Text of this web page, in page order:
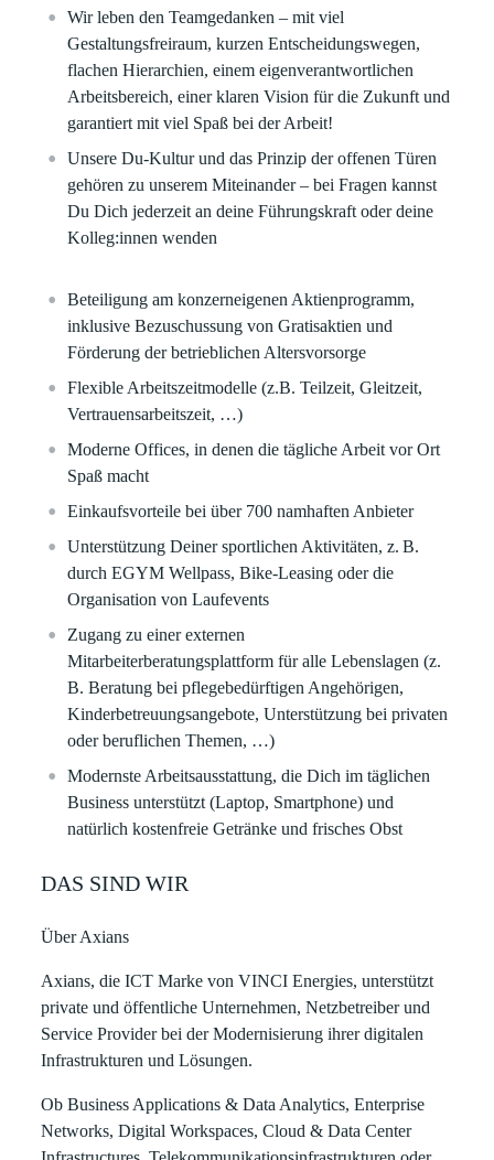
Wir leben den Teamgedanken – mit viel
Gestaltungsfreiraum, kurzen Entscheidungswegen,
flachen Hierarchien, einem eigenverantwortlichen
Arbeitsbereich, einer klaren Vision für die Zukunft und
garantiert mit viel Spaß bei der Arbeit!
Unsere Du-Kultur und das Prinzip der offenen Türen
gehören zu unserem Miteinander – bei Fragen kannst
Du Dich jederzeit an deine Führungskraft oder deine
Kolleg:innen wenden
Beteiligung am konzerneigenen Aktienprogramm,
inklusive Bezuschussung von Gratisaktien und
Förderung der betrieblichen Altersvorsorge
Flexible Arbeitszeitmodelle (z.B. Teilzeit, Gleitzeit,
Vertrauensarbeitszeit, …)
Moderne Offices, in denen die tägliche Arbeit vor Ort
Spaß macht
Einkaufsvorteile bei über 700 namhaften Anbieter
Unterstützung Deiner sportlichen Aktivitäten, z. B.
durch EGYM Wellpass, Bike-Leasing oder die
Organisation von Laufevents
Zugang zu einer externen
Mitarbeiterberatungsplattform für alle Lebenslagen (z.
B. Beratung bei pflegebedürftigen Angehörigen,
Kinderbetreuungsangebote, Unterstützung bei privaten
oder beruflichen Themen, …)
Modernste Arbeitsausstattung, die Dich im täglichen
Business unterstützt (Laptop, Smartphone) und
natürlich kostenfreie Getränke und frisches Obst
DAS SIND WIR
Über Axians
Axians, die ICT Marke von VINCI Energies, unterstützt
private und öffentliche Unternehmen, Netzbetreiber und
Service Provider bei der Modernisierung ihrer digitalen
Infrastrukturen und Lösungen.
Ob Business Applications & Data Analytics, Enterprise
Networks, Digital Workspaces, Cloud & Data Center